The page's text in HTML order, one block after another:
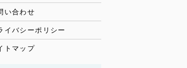
い合わせ
イバシーポリシー
トマップ